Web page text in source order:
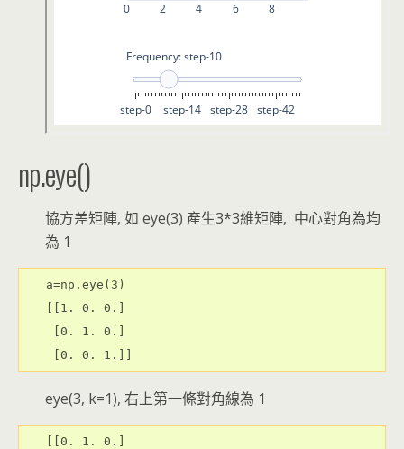
np.eye()
協方差矩陣, 如 eye(3) 產生3*3維矩陣, 中心對角為均
為 1
a=np.eye(3)
[[1. 0. 0.]
[0. 1. 0.]
eye(3, k=1), 右上第一條對角線為 1
[[0. 1. 0.]